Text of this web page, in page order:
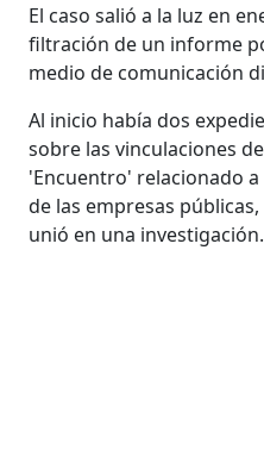
El caso salió a la luz en
filtración de un informe
medio de comunicación
Al inicio había dos
sobre las vinculaciones
'Encuentro' relacionado
de las empresas
unió en una investigación.